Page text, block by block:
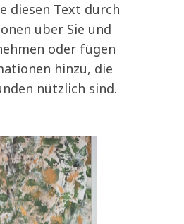
diesen Text durch
über Sie und
oder fügen
hinzu, die
nützlich sind.